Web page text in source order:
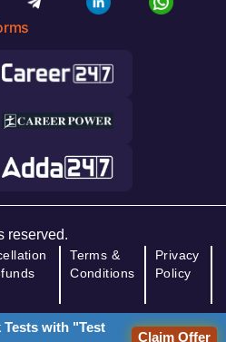
reserved.
Terms &
Conditions
Privacy
Policy
Tests with "Test
Claim Offer